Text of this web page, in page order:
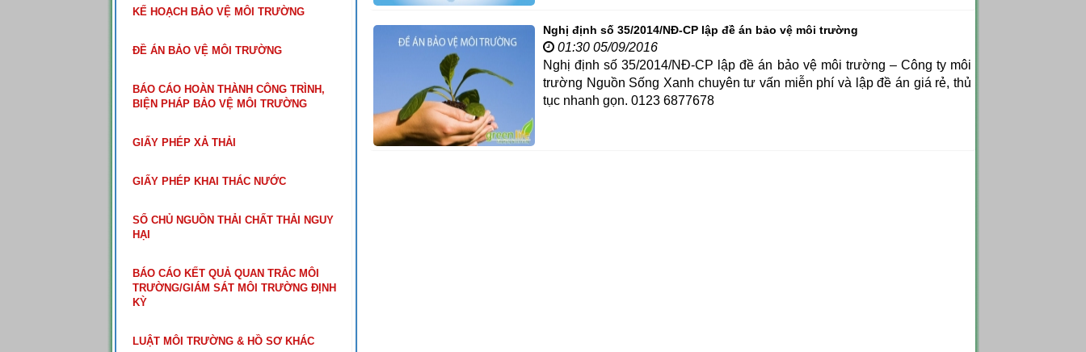
Nghị định số 35/2014/NĐ-CP lập đề án bảo vệ môi trường
01:30 05/09/2016
Nghị định số 35/2014/NĐ-CP lập đề án bảo vệ môi trường – Công ty môi
trường Nguồn Sống Xanh chuyên tư vấn miễn phí và lập đề án giá rẻ, thủ
tục nhanh gọn. 0123 6877678
KẾ HOẠCH BẢO VỆ MÔI TRƯỜNG
ĐỀ ÁN BẢO VỆ MÔI TRƯỜNG
BÁO CÁO HOÀN THÀNH CÔNG TRÌNH,
BIỆN PHÁP BẢO VỆ MÔI TRƯỜNG
GIẤY PHÉP XẢ THẢI
GIẤY PHÉP KHAI THÁC NƯỚC
SỔ CHỦ NGUỒN THẢI CHẤT THẢI NGUY
HẠI
BÁO CÁO KẾT QUẢ QUAN TRẮC MÔI
TRƯỜNG/GIÁM SÁT MÔI TRƯỜNG ĐỊNH
KỲ
LUẬT MÔI TRƯỜNG & HỒ SƠ KHÁC